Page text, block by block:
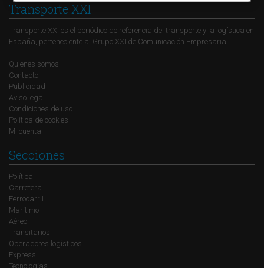
Transporte XXI
Transporte XXI es el periódico de referencia del transporte y la logística en
España, perteneciente al Grupo XXI de Comunicación Empresarial.
Quienes somos
Contacto
Publicidad
Aviso legal
Condiciones de uso
Política de cookies
Mi cuenta
Secciones
Política
Carretera
Ferrocarril
Marítimo
Aéreo
Transitarios
Operadores logísticos
Express
Tecnologías